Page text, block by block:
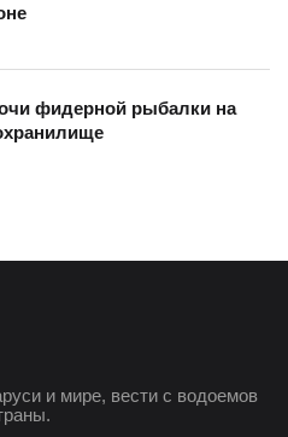
фидерной рыбалки на
и мире, вести с водоемов